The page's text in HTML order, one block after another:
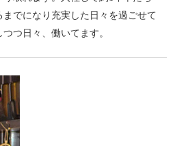
でになり充実した日々を過ごせて
つ日々、働いてます。